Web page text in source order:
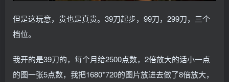
但是这玩意，贵也是真贵。39刀起步，99刀，299刀，三个
档位。
我开的是39刀的，每个月给2500点数，2倍放大的话小一点
的图一张5点数，我把1680*720的图片放进去做了8倍放大，